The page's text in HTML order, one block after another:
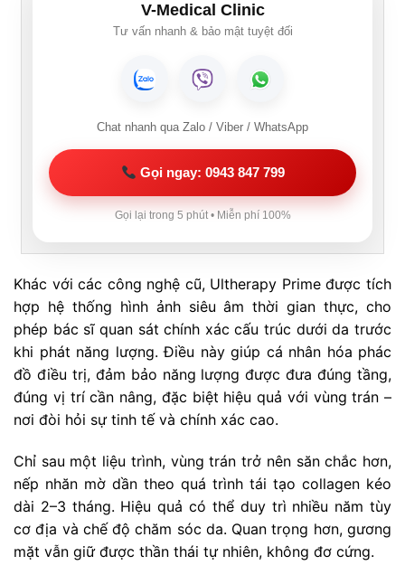
V-Medical Clinic
Tư vấn nhanh & bảo mật tuyệt đối
Chat nhanh qua Zalo / Viber / WhatsApp
Gọi ngay: 0943 847 799
Gọi lại trong 5 phút • Miễn phí 100%
Khác với các công nghệ cũ, Ultherapy Prime được tích
hợp hệ thống hình ảnh siêu âm thời gian thực, cho
phép bác sĩ quan sát chính xác cấu trúc dưới da trước
khi phát năng lượng. Điều này giúp cá nhân hóa phác
đồ điều trị, đảm bảo năng lượng được đưa đúng tầng,
đúng vị trí cần nâng, đặc biệt hiệu quả với vùng trán –
nơi đòi hỏi sự tinh tế và chính xác cao.
Chỉ sau một liệu trình, vùng trán trở nên săn chắc hơn,
nếp nhăn mờ dần theo quá trình tái tạo collagen kéo
dài 2–3 tháng. Hiệu quả có thể duy trì nhiều năm tùy
cơ địa và chế độ chăm sóc da. Quan trọng hơn, gương
mặt vẫn giữ được thần thái tự nhiên, không đơ cứng.